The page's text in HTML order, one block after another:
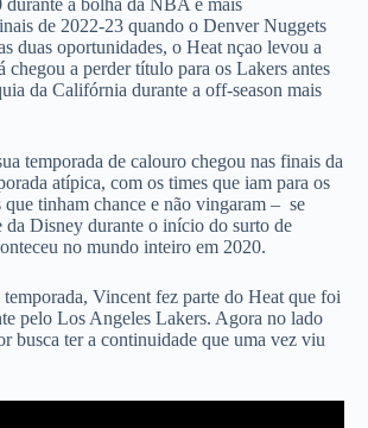
durante a bolha da NBA e mais
de 2022-23 quando o Denver Nuggets
duas oportunidades, o Heat nçao levou a
chegou a perder título para os Lakers antes
da Califórnia durante a off-season mais
temporada de calouro chegou nas finais da
atípica, com os times que iam para os
tinham chance e não vingaram – se
da Disney durante o início do surto de
no mundo inteiro em 2020.
Vincent fez parte do Heat que foi
pelo Los Angeles Lakers. Agora no lado
busca ter a continuidade que uma vez viu